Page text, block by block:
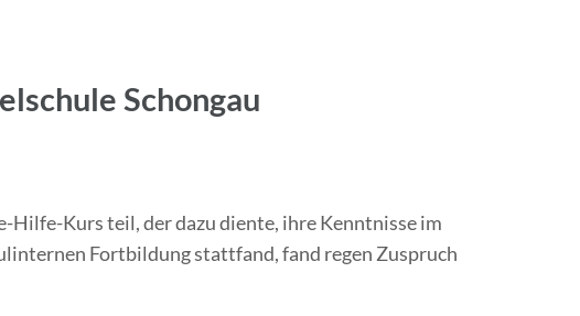
Schongau
Hilfe-Kurs teil, der dazu diente, ihre Kenntnisse im
Fortbildung stattfand, fand regen Zuspruch